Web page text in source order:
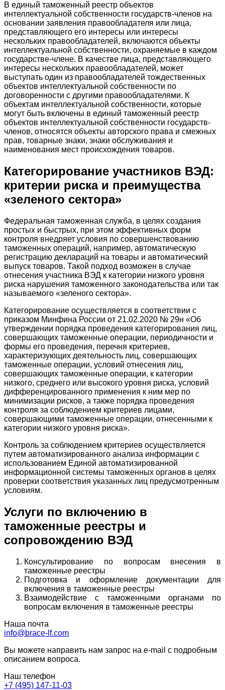
В единый таможенный реестр объектов
интеллектуальной собственности государств-членов на
основании заявления правообладателя или лица,
представляющего его интересы или интересы
нескольких правообладателей, включаются объекты
интеллектуальной собственности, охраняемые в каждом
государстве-члене. В качестве лица, представляющего
интересы нескольких правообладателей, может
выступать один из правообладателей тождественных
объектов интеллектуальной собственности по
договоренности с другими правообладателями. К
объектам интеллектуальной собственности, которые
могут быть включены в единый таможенный реестр
объектов интеллектуальной собственности государств-
членов, относятся объекты авторского права и смежных
прав, товарные знаки, знаки обслуживания и
наименования мест происхождения товаров.
Категорирование участников ВЭД:
критерии риска и преимущества
«зеленого сектора»
Федеральная таможенная служба, в целях создания
простых и быстрых, при этом эффективных форм
контроля внедряет условия по совершенствованию
таможенных операций, например, автоматическую
регистрацию деклараций на товары и автоматический
выпуск товаров. Такой подход возможен в случае
отнесения участника ВЭД к категории низкого уровня
риска нарушения таможенного законодательства или так
называемого «зеленого сектора».
Категорирование осуществляется в соответствии с
приказом Минфина России от 21.02.2020 № 29н «Об
утверждении порядка проведения категорирования лиц,
совершающих таможенные операции, периодичности и
формы его проведения, перечня критериев,
характеризующих деятельность лиц, совершающих
таможенные операции, условий отнесения лиц,
совершающих таможенные операции, к категории
низкого, среднего или высокого уровня риска, условий
дифференцированного применения к ним мер по
минимизации рисков, а также порядка проведения
контроля за соблюдением критериев лицами,
совершающими таможенные операции, отнесенными к
категории низкого уровня риска».
Контроль за соблюдением критериев осуществляется
путем автоматизированного анализа информации с
использованием Единой автоматизированной
информационной системы таможенных органов в целях
проверки соответствия указанных лиц предусмотренным
условиям.
Услуги по включению в
таможенные реестры и
сопровождению ВЭД
Консультирование по вопросам внесения в
таможенные реестры
Подготовка и оформление документации для
включения в таможенные реестры
Взаимодействие с таможенными органами по
вопросам включения в таможенные реестры
Наша почта
info@brace-lf.com
Вы можете направить нам запрос на e-mail с подробным
описанием вопроса.
Наш телефон
+7 (495) 147-11-03